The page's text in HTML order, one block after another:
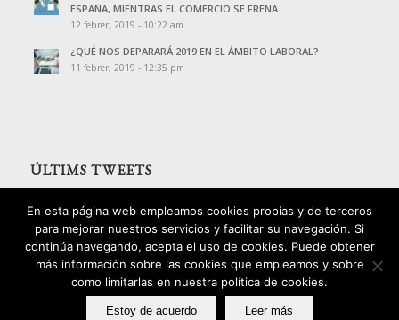
ESPAÑA, MIENTRAS EL COMERCIO SE FRENA
12 febrer, 2019 - 10:22 am
¿QUÉ NOS DEPARARÁ 2019 EN EL ÁMBITO LABORAL?
11 febrer, 2019 - 12:35 pm
ÚLTIMS TWEETS
2016 © Copyright - Palomo Consultors
Política de privacitat Política de cookies
En esta página web empleamos cookies propias y de terceros
para mejorar nuestros servicios y facilitar su navegación. Si
continúa navegando, acepta el uso de cookies. Puede obtener
más información sobre las cookies que empleamos y sobre
como limitarlas en nuestra política de cookies.
Estoy de acuerdo Leer más